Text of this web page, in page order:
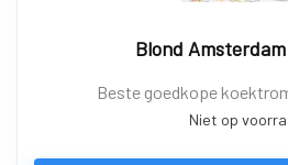
Blond
Beste goedkope
Niet op